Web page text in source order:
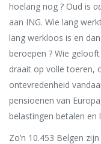
hoelang nog ? Oud is
aan ING. Wie lang
lang werkloos is en
beroepen ? Wie
draait op volle toeren,
ontevredenheid
pensioenen van
belastingen betalen en
Zo’n 10.453 Belgen